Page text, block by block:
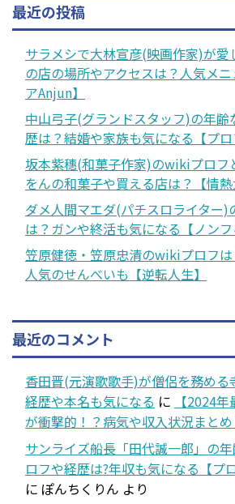
最近の投稿
サラメシで大林宣彦(映画作家)が愛
の店の場所やアクセスは？人気メ
アAnjun】
中山弓子(グランドスタッフ)の年
歴は？結婚や家族も気になる【プロ
坂本紫穗(和菓子作家)のwikiプロフ
をんの和菓子や買える店は？【情熱
ダメ人間マエダ(パチスロライター
は？ガンや終活も気になる【ノンフ
笠原健徳・笠原忠清のwikiプロフ
人気のせんべいも【逆転人生】
最近のコメント
香田晋(元演歌歌手)が僧侶を務める
経歴や本名も気になる に
【2024
が衝撃的！？病気や収入状況まとめ
サンライズ船長「田代誠一郎」の
ロフや経歴は?年収も気になる【プ
に ぽんちくりん より